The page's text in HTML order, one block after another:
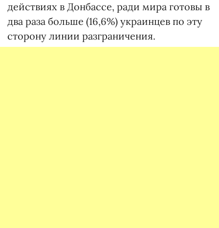
действиях в Донбассе, ради мира готовы в
два раза больше (16,6%) украинцев по эту
сторону линии разграничения.